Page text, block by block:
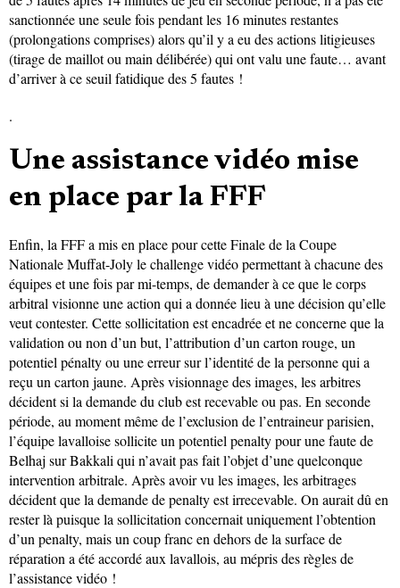
sanctionnée une seule fois pendant les 16 minutes restantes
(prolongations comprises) alors qu’il y a eu des actions litigieuses
(tirage de maillot ou main délibérée) qui ont valu une faute… avant
d’arriver à ce seuil fatidique des 5 fautes !
.
Une assistance vidéo mise
en place par la FFF
Enfin, la FFF a mis en place pour cette Finale de la Coupe
Nationale Muffat-Joly le challenge vidéo permettant à chacune des
équipes et une fois par mi-temps, de demander à ce que le corps
arbitral visionne une action qui a donnée lieu à une décision qu’elle
veut contester. Cette sollicitation est encadrée et ne concerne que la
validation ou non d’un but, l’attribution d’un carton rouge, un
potentiel pénalty ou une erreur sur l’identité de la personne qui a
reçu un carton jaune. Après visionnage des images, les arbitres
décident si la demande du club est recevable ou pas. En seconde
période, au moment même de l’exclusion de l’entraineur parisien,
l’équipe lavalloise sollicite un potentiel penalty pour une faute de
Belhaj sur Bakkali qui n’avait pas fait l’objet d’une quelconque
intervention arbitrale. Après avoir vu les images, les arbitrages
décident que la demande de penalty est irrecevable. On aurait dû en
rester là puisque la sollicitation concernait uniquement l’obtention
d’un penalty, mais un coup franc en dehors de la surface de
réparation a été accordé aux lavallois, au mépris des règles de
l’assistance vidéo !